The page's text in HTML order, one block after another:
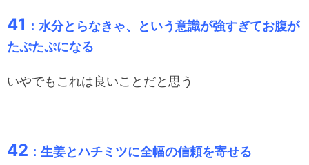
41 ：水分とらなきゃ、という意識が強すぎてお腹が
たぷたぷになる
いやでもこれは良いことだと思う
42 ：生姜とハチミツに全幅の信頼を寄せる